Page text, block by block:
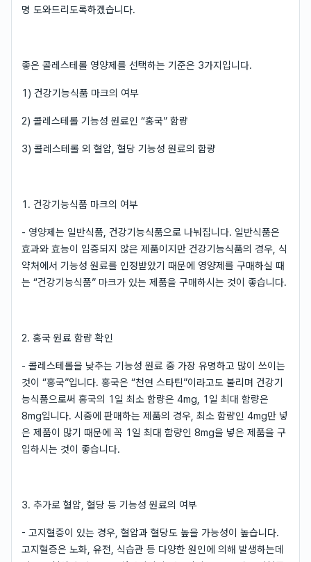
명 도와드리도록하겠습니다.
좋은 콜레스테롤 영양제를 선택하는 기준은 3가지입니다.
1) 건강기능식품 마크의 여부
2) 콜레스테롤 기능성 원료인 “홍국” 함량
3) 콜레스테롤 외 혈압, 혈당 기능성 원료의 함량
1. 건강기능식품 마크의 여부
- 영양제는 일반식품, 건강기능식품으로 나눠집니다. 일반식품은
효과와 효능이 입증되지 않은 제품이지만 건강기능식품의 경우, 식
약처에서 기능성 원료를 인정받았기 때문에 영양제를 구매하실 때
는 “건강기능식품” 마크가 있는 제품을 구매하시는 것이 좋습니다.
2. 홍국 원료 함량 확인
- 콜레스테롤을 낮추는 기능성 원료 중 가장 유명하고 많이 쓰이는
것이 “홍국”입니다. 홍국은 “천연 스타틴”이라고도 불리며 건강기
능식품으로써 홍국의 1일 최소 함량은 4mg, 1일 최대 함량은
8mg입니다. 시중에 판매하는 제품의 경우, 최소 함량인 4mg만 넣
은 제품이 많기 때문에 꼭 1일 최대 함량인 8mg을 넣은 제품을 구
입하시는 것이 좋습니다.
3. 추가로 혈압, 혈당 등 기능성 원료의 여부
- 고지혈증이 있는 경우, 혈압과 혈당도 높을 가능성이 높습니다.
고지혈증은 노화, 유전, 식습관 등 다양한 원인에 의해 발생하는데